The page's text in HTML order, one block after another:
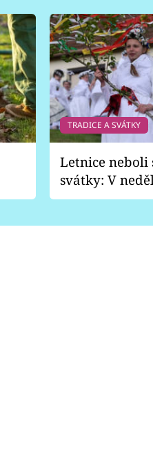
TRADICE A SVÁTKY
Letnice neboli
svátky: V
pondělí